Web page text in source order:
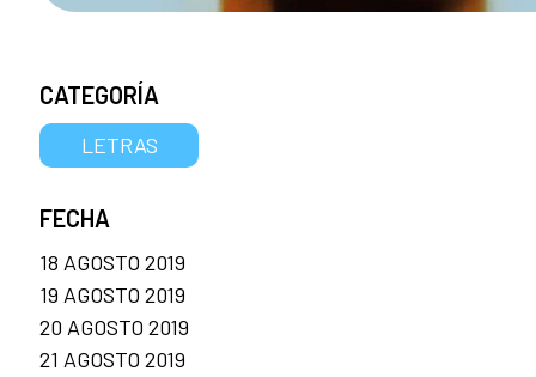
CATEGORÍA
LETRAS
FECHA
18 AGOSTO 2019
19 AGOSTO 2019
20 AGOSTO 2019
21 AGOSTO 2019